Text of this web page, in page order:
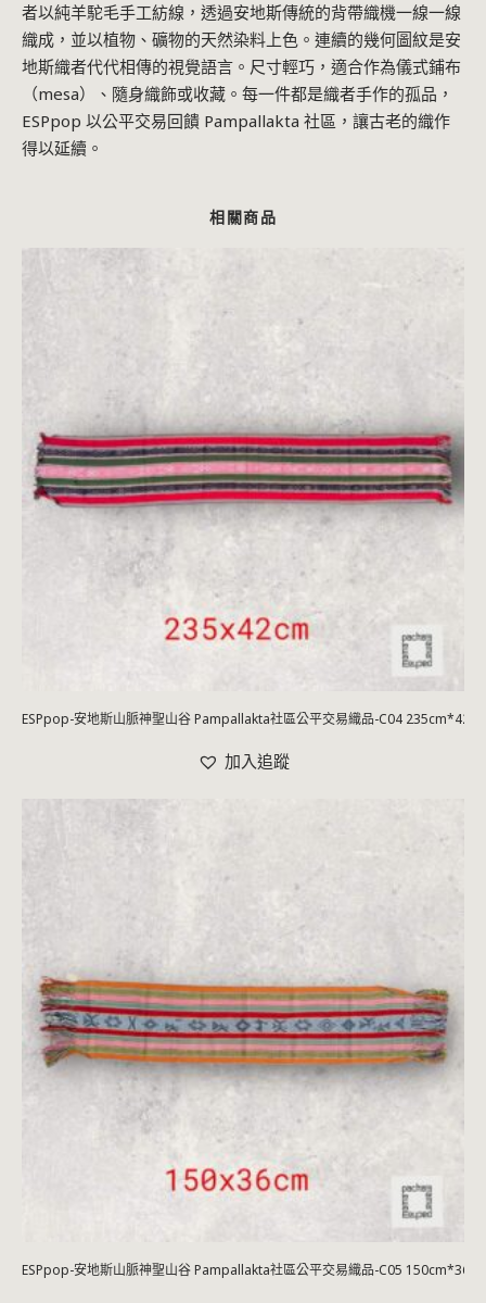
者以純羊駝毛手工紡線，透過安地斯傳統的背帶織機一線一線
織成，並以植物、礦物的天然染料上色。連續的幾何圖紋是安
地斯織者代代相傳的視覺語言。尺寸輕巧，適合作為儀式鋪布
（mesa）、隨身織飾或收藏。每一件都是織者手作的孤品，
ESPpop 以公平交易回饋 Pampallakta 社區，讓古老的織作
得以延續。
相關商品
ESPpop-安地斯山脈神聖山谷 Pampallakta社區公平交易織品-C04
加入追蹤
ESPpop-安地斯山脈神聖山谷 Pampallakta社區公平交易織品-C05